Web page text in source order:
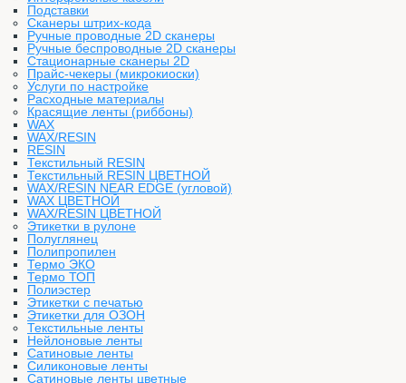
Подставки
Сканеры штрих-кода
Ручные проводные 2D сканеры
Ручные беспроводные 2D сканеры
Стационарные сканеры 2D
Прайс-чекеры (микрокиоски)
Услуги по настройке
Расходные материалы
Красящие ленты (риббоны)
WAX
WAX/RESIN
RESIN
Текстильный RESIN
Текстильный RESIN ЦВЕТНОЙ
WAX/RESIN NEAR EDGE (угловой)
WAX ЦВЕТНОЙ
WAX/RESIN ЦВЕТНОЙ
Этикетки в рулоне
Полуглянец
Полипропилен
Термо ЭКО
Термо ТОП
Полиэстер
Этикетки с печатью
Этикетки для ОЗОН
Текстильные ленты
Нейлоновые ленты
Сатиновые ленты
Силиконовые ленты
Сатиновые ленты цветные